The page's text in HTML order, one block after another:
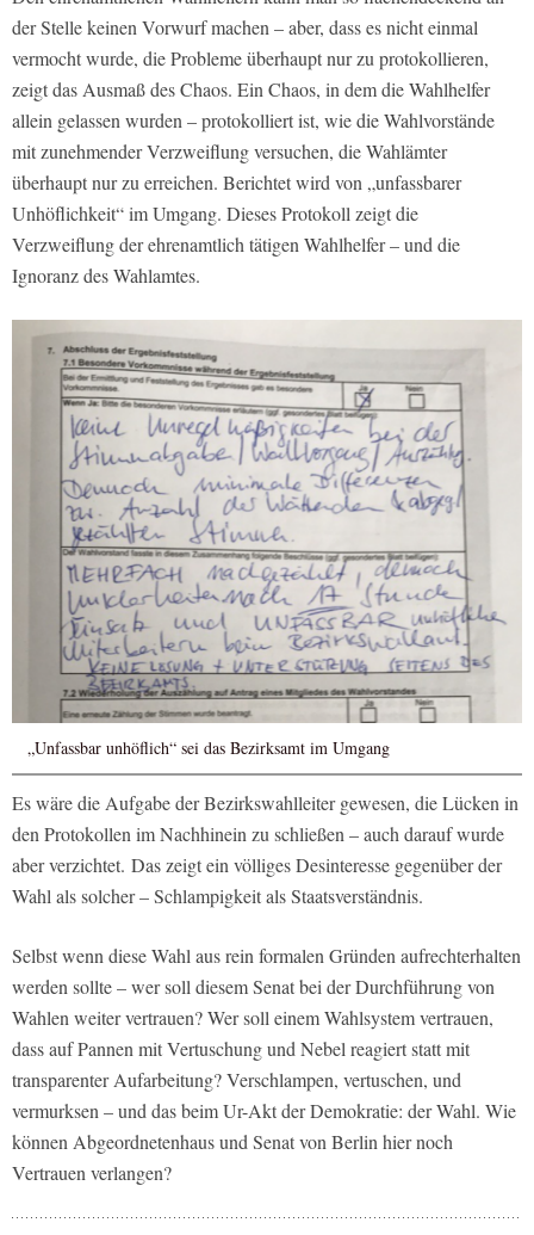
der Stelle keinen Vorwurf machen – aber, dass es nicht einmal
vermocht wurde, die Probleme überhaupt nur zu protokollieren,
zeigt das Ausmaß des Chaos. Ein Chaos, in dem die Wahlhelfer
allein gelassen wurden – protokolliert ist, wie die Wahlvorstände
mit zunehmender Verzweiflung versuchen, die Wahlämter
überhaupt nur zu erreichen. Berichtet wird von „unfassbarer
Unhöflichkeit“ im Umgang. Dieses Protokoll zeigt die
Verzweiflung der ehrenamtlich tätigen Wahlhelfer – und die
Ignoranz des Wahlamtes.
„Unfassbar unhöflich“ sei das Bezirksamt im Umgang
Es wäre die Aufgabe der Bezirkswahlleiter gewesen, die Lücken in
den Protokollen im Nachhinein zu schließen – auch darauf wurde
aber verzichtet. Das zeigt ein völliges Desinteresse gegenüber der
Wahl als solcher – Schlampigkeit als Staatsverständnis.
Selbst wenn diese Wahl aus rein formalen Gründen aufrechterhalten
werden sollte – wer soll diesem Senat bei der Durchführung von
Wahlen weiter vertrauen? Wer soll einem Wahlsystem vertrauen,
dass auf Pannen mit Vertuschung und Nebel reagiert statt mit
transparenter Aufarbeitung? Verschlampen, vertuschen, und
vermurksen – und das beim Ur-Akt der Demokratie: der Wahl. Wie
können Abgeordnetenhaus und Senat von Berlin hier noch
Vertrauen verlangen?